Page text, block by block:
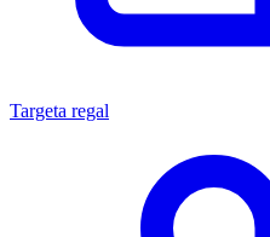
Targeta regal